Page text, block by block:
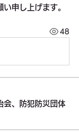
い申し上げます。
48
会、防犯防災団体